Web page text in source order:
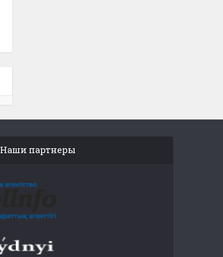
Наши партнеры